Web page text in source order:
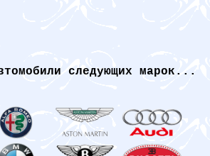
следующих марок...